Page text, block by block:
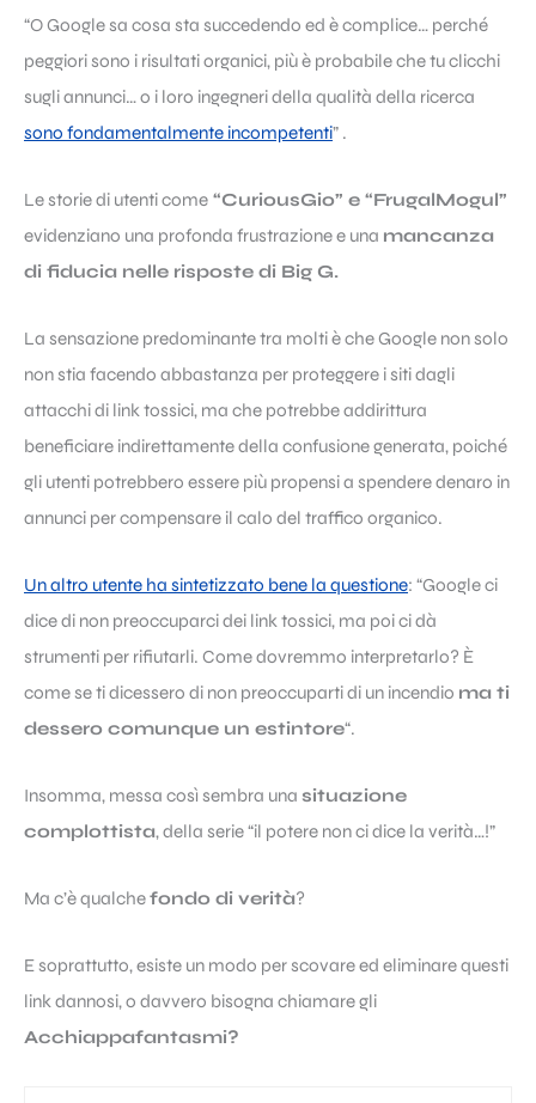
“O Google sa cosa sta succedendo ed è complice… perché
peggiori sono i risultati organici, più è probabile che tu clicchi
sugli annunci… o i loro ingegneri della qualità della ricerca
sono fondamentalmente incompetenti” .
Le storie di utenti come “CuriousGio” e “FrugalMogul”
evidenziano una profonda frustrazione e una mancanza
di fiducia nelle risposte di Big G.
La sensazione predominante tra molti è che Google non solo
non stia facendo abbastanza per proteggere i siti dagli
attacchi di link tossici, ma che potrebbe addirittura
beneficiare indirettamente della confusione generata, poiché
gli utenti potrebbero essere più propensi a spendere denaro in
annunci per compensare il calo del traffico organico.
Un altro utente ha sintetizzato bene la questione: “Google ci
dice di non preoccuparci dei link tossici, ma poi ci dà
strumenti per rifiutarli. Come dovremmo interpretarlo? È
come se ti dicessero di non preoccuparti di un incendio ma ti
dessero comunque un estintore“.
Insomma, messa così sembra una situazione
complottista, della serie “il potere non ci dice la verità…!”
Ma c’è qualchefondo di verità?
E soprattutto, esiste un modo per scovare ed eliminare questi
link dannosi, o davvero bisogna chiamare gli
Acchiappafantasmi?